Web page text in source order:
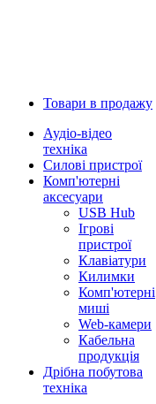
Товари в продажу
Аудіо-відео
техніка
Силові пристрої
Комп'ютерні
аксесуари
USB Hub
Ігрові
пристрої
Клавіатури
Килимки
Комп'ютерні
миші
Web-камери
Кабельна
продукція
Дрібна побутова
техніка